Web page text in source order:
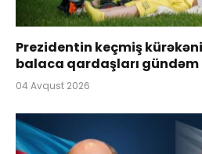
Prezidentin keçmiş
balaca qardaşları gündəm
04 Avqust 2026